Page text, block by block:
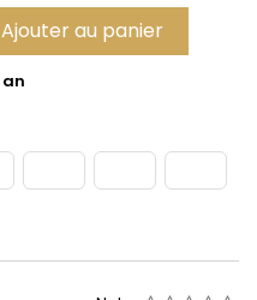
Ajouter au panier